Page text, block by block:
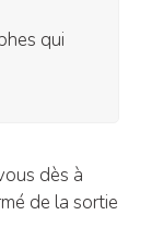
qui
dès à
de la sortie